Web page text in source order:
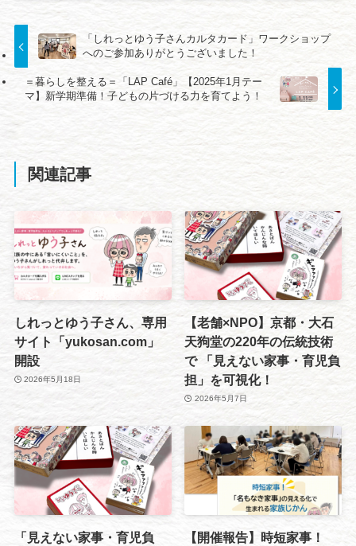
「しれっとゆう子さんカルタカード」ワークショップ
へのご参加ありがとうございました！
＝暮らしを整える＝「LAP Café」【2025年1月テー
マ】新学期準備！子どもの片づける力を育てよう！
関連記事
しれっとゆう子さん、専用
サイト「yukosan.com」
開設
2026年5月18日
【老舗×NPO】京都・大石
天狗堂の220年の伝統技術
で 「見えない家事・育児負
担」を可視化！
2026年5月7日
「見えない家事・育児負 【開催報告】時短家事！